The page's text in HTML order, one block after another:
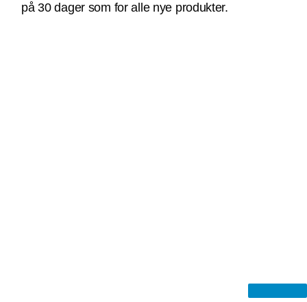
på 30 dager som for alle nye produkter.